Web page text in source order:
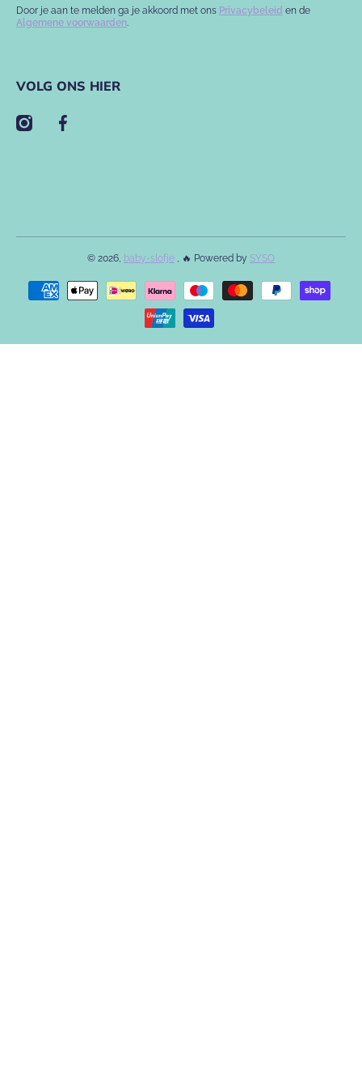
Door je aan te melden ga je akkoord met ons Privacybeleid en de
Algemene voorwaarden.
VOLG ONS HIER
instagramcom/babyslofje/
facebookcom/babyslofje
© 2026, baby-slofje , 🔥 Powered by SYSO
Betaalmethodes